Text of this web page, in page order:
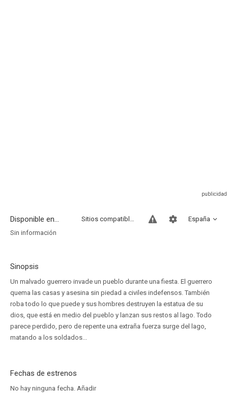
Disponible en... España
Sitios compatibles
Sin información
Sinopsis
Un malvado guerrero invade un pueblo durante una fiesta. El guerrero
quema las casas y asesina sin piedad a civiles indefensos. También
roba todo lo que puede y sus hombres destruyen la estatua de su
dios, que está en medio del pueblo y lanzan sus restos al lago. Todo
parece perdido, pero de repente una extraña fuerza surge del lago,
matando a los soldados...
Fechas de estrenos
No hay ninguna fecha. Añadir